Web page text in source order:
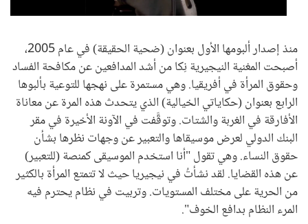
منذ إصدار ألبومها الأول بعنوان (ضحية الحقيقة) في عام 2005،
أصبحت المغنية النيجيرية نِكا من أشد المدافعين عن مكافحة الفساد
وحقوق المرأة في أفريقيا. وهي مستمرة على نهجها للتوعية بألبوها
الرابع بعنوان (حكاياتي الخيالية) الذي يتحدث هذه المرة عن معاناة
الأفارقة في الغربة والشتات. وتوقَّفت في الآونة الأخيرة في مقر
البنك الدولي لعرض موسيقاها والتعبير عن وجهات نظرها بشأن
حقوق النساء. وهي تقول "أنا استخدم الموسيقى كمنصة (للتعبير)
عن هذه القضايا. لقد نشأتُ في نيجيريا حيث لا تتمتع المرأة بالكثير
من الحرية على مختلف المستويات. وتربيت في نظام يحترم فيه
المرء النظام بدافع الخوف".